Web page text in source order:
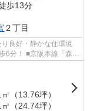
歩13分
２丁目
良好・静かな住環境
（13.76坪）
（24.74坪）